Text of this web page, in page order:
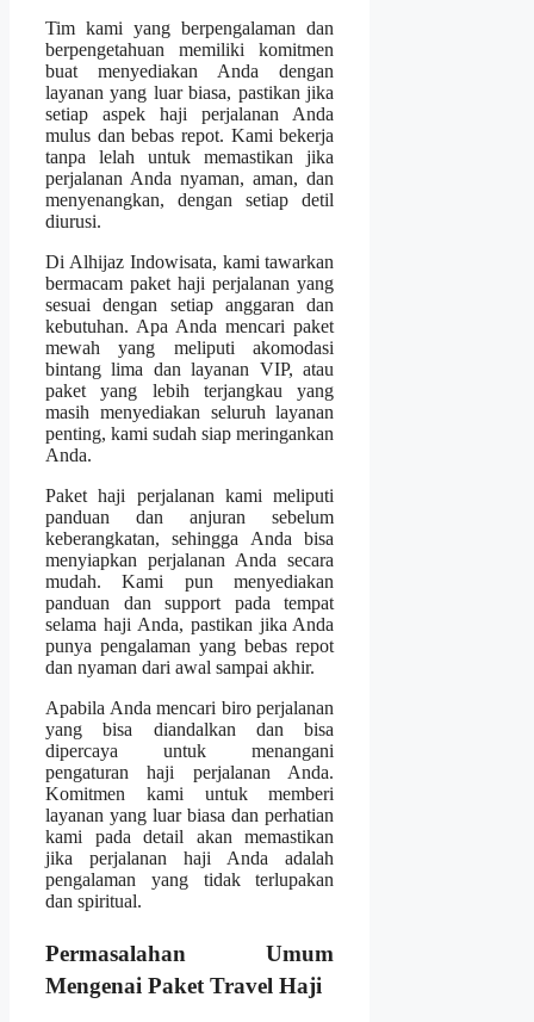
Tim kami yang berpengalaman dan
berpengetahuan memiliki komitmen
buat menyediakan Anda dengan
layanan yang luar biasa, pastikan jika
setiap aspek haji perjalanan Anda
mulus dan bebas repot. Kami bekerja
tanpa lelah untuk memastikan jika
perjalanan Anda nyaman, aman, dan
menyenangkan, dengan setiap detil
diurusi.
Di Alhijaz Indowisata, kami tawarkan
bermacam paket haji perjalanan yang
sesuai dengan setiap anggaran dan
kebutuhan. Apa Anda mencari paket
mewah yang meliputi akomodasi
bintang lima dan layanan VIP, atau
paket yang lebih terjangkau yang
masih menyediakan seluruh layanan
penting, kami sudah siap meringankan
Anda.
Paket haji perjalanan kami meliputi
panduan dan anjuran sebelum
keberangkatan, sehingga Anda bisa
menyiapkan perjalanan Anda secara
mudah. Kami pun menyediakan
panduan dan support pada tempat
selama haji Anda, pastikan jika Anda
punya pengalaman yang bebas repot
dan nyaman dari awal sampai akhir.
Apabila Anda mencari biro perjalanan
yang bisa diandalkan dan bisa
dipercaya untuk menangani
pengaturan haji perjalanan Anda.
Komitmen kami untuk memberi
layanan yang luar biasa dan perhatian
kami pada detail akan memastikan
jika perjalanan haji Anda adalah
pengalaman yang tidak terlupakan
dan spiritual.
Permasalahan Umum
Mengenai Paket Travel Haji